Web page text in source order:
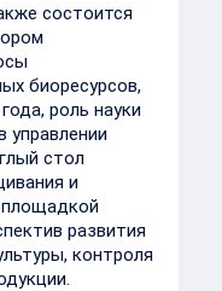
состоится
биоресурсов,
роль науки
управлении
стол
и
площадкой
развития
контроля